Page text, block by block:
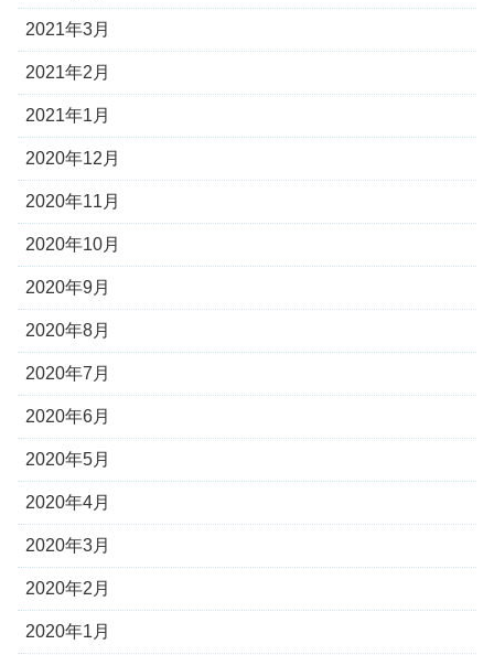
2021年3月
2021年2月
2021年1月
2020年12月
2020年11月
2020年10月
2020年9月
2020年8月
2020年7月
2020年6月
2020年5月
2020年4月
2020年3月
2020年2月
2020年1月